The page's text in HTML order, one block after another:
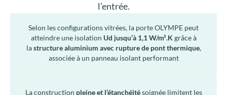
l’entrée.
Selon les configurations vitrées, la porte OLYMPE peut
atteindre une isolation Ud jusqu’à 1,1 W/m².K grâce à
lastructure aluminium avec rupture de pont thermique,
associée à un panneau isolant performant
La construction pleine et l’étanchéitésoignée limitent les